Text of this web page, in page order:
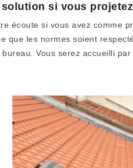
si vous
écoute si vous avez comme
les normes soient
Vous serez accueilli